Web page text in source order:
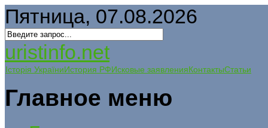
Пятница, 07.08.2026
uristinfo.net
Історія УкраїниИстория РФИсковые заявленияКонтактыСтатьи
Главное меню